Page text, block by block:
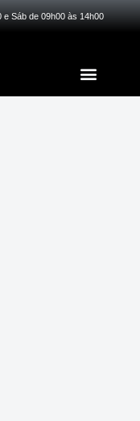
e Sáb de 09h00 às 14h00
Menu